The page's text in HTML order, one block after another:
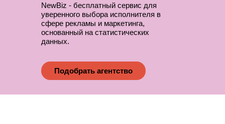
NewBiz - бесплатный сервис для
уверенного выбора исполнителя в
сфере рекламы и маркетинга,
основанный на статистических
данных.
Подобрать агентство